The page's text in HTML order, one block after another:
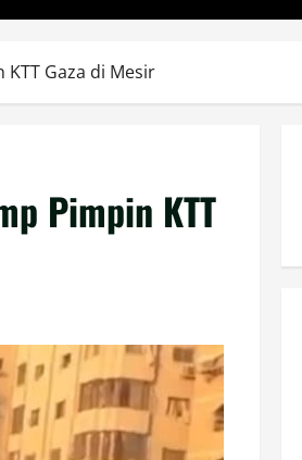
Gaza di Mesir
Pimpin KTT